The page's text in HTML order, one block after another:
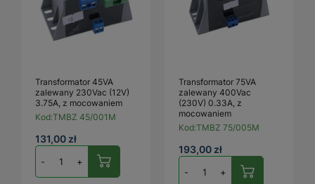
Transformator 45VA
zalewany 230Vac (12V)
3.75A, z mocowaniem
Kod:TMBZ 45/001M
131,00 zł
- +
Transformator 75VA
zalewany 400Vac
(230V) 0.33A, z
mocowaniem
Kod:TMBZ 75/005M
193,00 zł
- +